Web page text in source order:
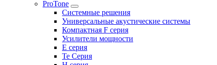
ProTone
Системные решения
Универсальные акустические системы
Компактная F серия
Усилители мощности
E серия
Te Серия